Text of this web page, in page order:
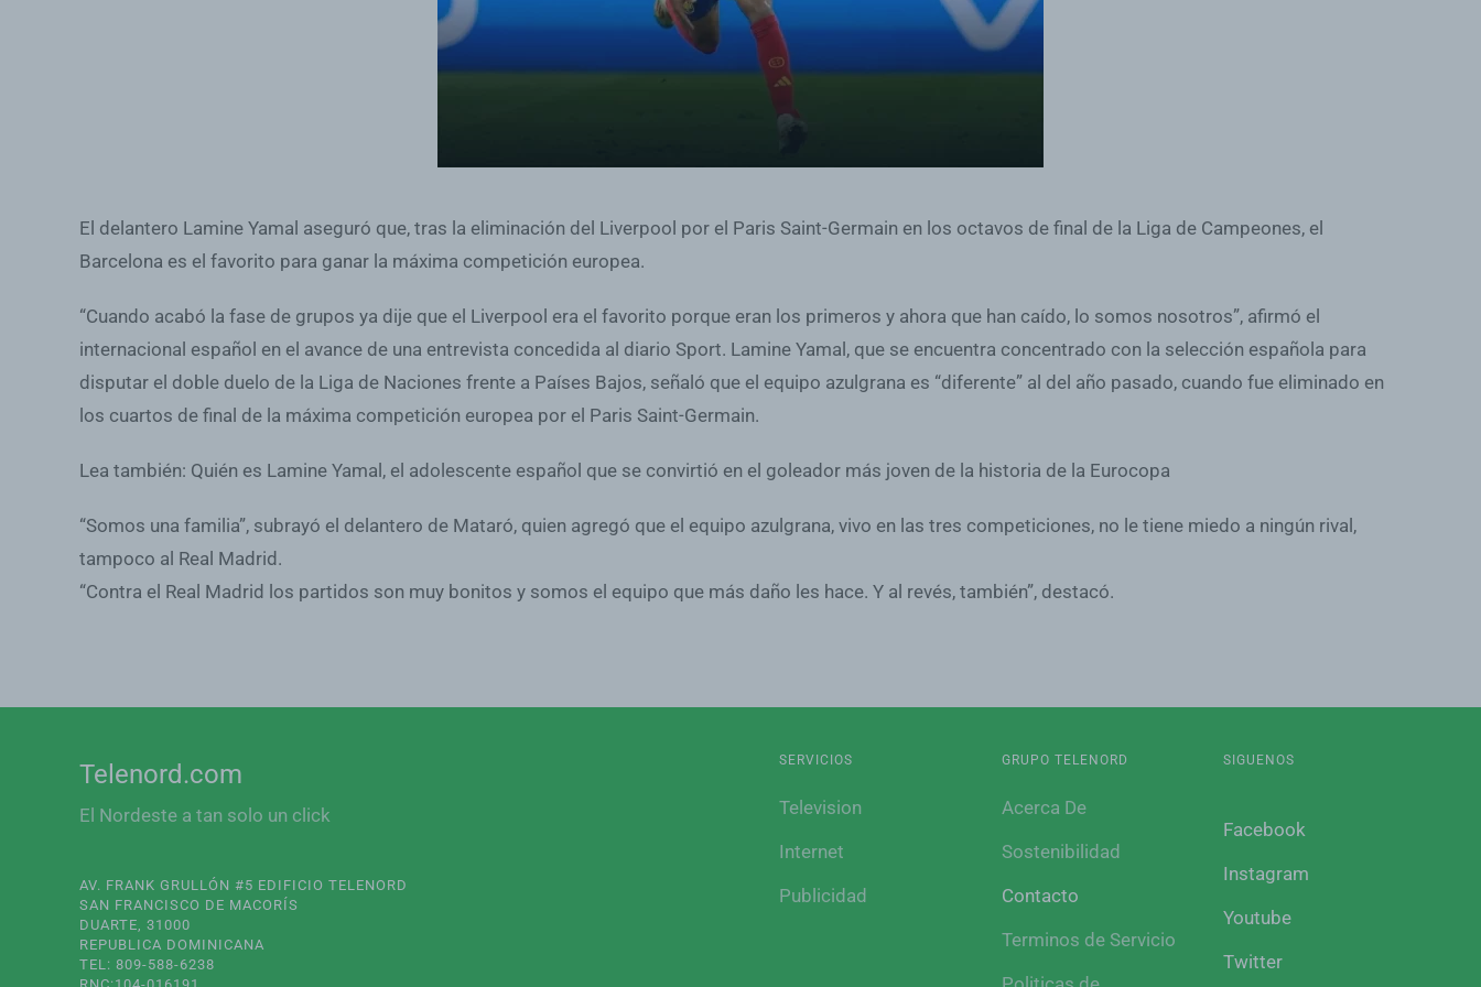
El delantero Lamine Yamal aseguró que, tras la eliminación del Liverpool por el Paris Saint-Germain en los octavos de final de la Liga de Campeones, el
Barcelona es el favorito para ganar la máxima competición europea.
“Cuando acabó la fase de grupos ya dije que el Liverpool era el favorito porque eran los primeros y ahora que han caído, lo somos nosotros”, afirmó el
internacional español en el avance de una entrevista concedida al diario Sport. Lamine Yamal, que se encuentra concentrado con la selección española para
disputar el doble duelo de la Liga de Naciones frente a Países Bajos, señaló que el equipo azulgrana es “diferente” al del año pasado, cuando fue eliminado en
los cuartos de final de la máxima competición europea por el Paris Saint-Germain.
Lea también: Quién es Lamine Yamal, el adolescente español que se convirtió en el goleador más joven de la historia de la Eurocopa
“Somos una familia”, subrayó el delantero de Mataró, quien agregó que el equipo azulgrana, vivo en las tres competiciones, no le tiene miedo a ningún rival,
tampoco al Real Madrid.
“Contra el Real Madrid los partidos son muy bonitos y somos el equipo que más daño les hace. Y al revés, también”, destacó.
Telenord.com
El Nordeste a tan solo un click
AV. FRANK GRULLÓN #5 EDIFICIO TELENORD
SAN FRANCISCO DE MACORÍS
DUARTE, 31000
REPUBLICA DOMINICANA
TEL: 809-588-6238
SERVICIOS
Television
Internet
Publicidad
GRUPO TELENORD
Acerca De
Sostenibilidad
Contacto
Terminos de Servicio
SIGUENOS
Facebook
Instagram
Youtube
Twitter